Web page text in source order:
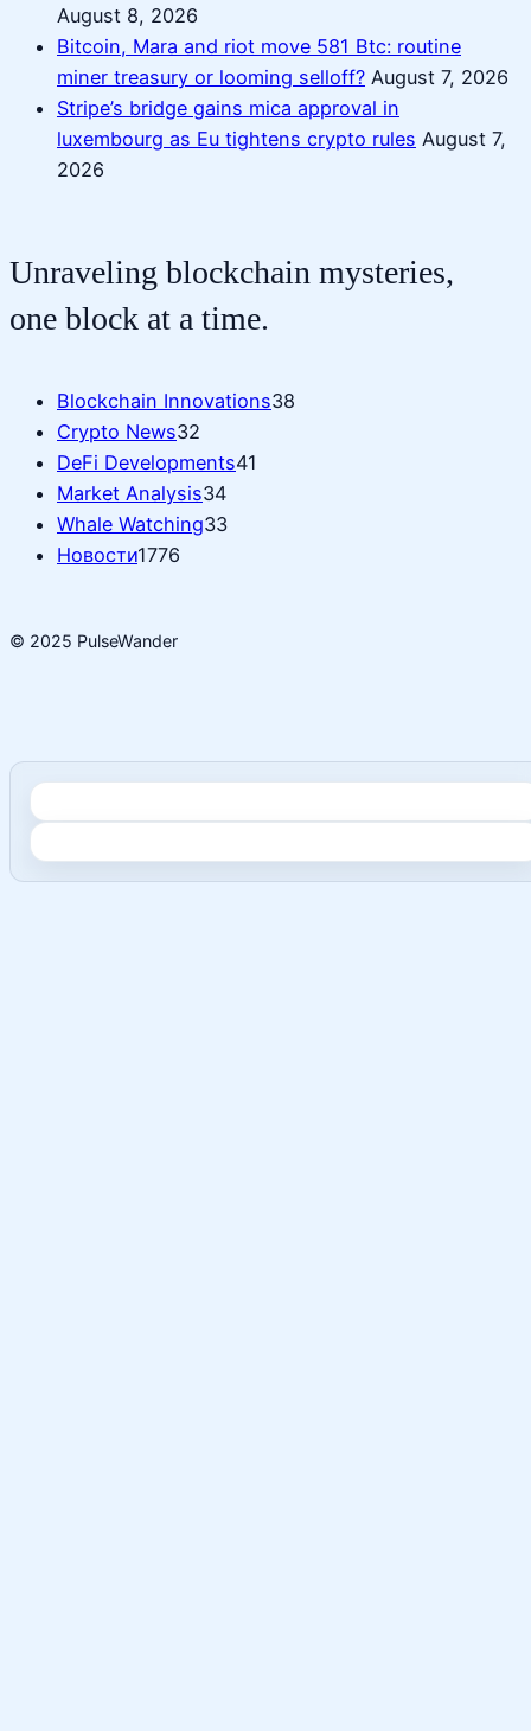
August 8, 2026
Bitcoin, Mara and riot move 581 Btc: routine
miner treasury or looming selloff? August 7, 2026
Stripe’s bridge gains mica approval in
luxembourg as Eu tightens crypto rules August 7,
2026
Unraveling blockchain mysteries,
one block at a time.
Blockchain Innovations38
Crypto News32
DeFi Developments41
Market Analysis34
Whale Watching33
Новости1776
© 2025 PulseWander